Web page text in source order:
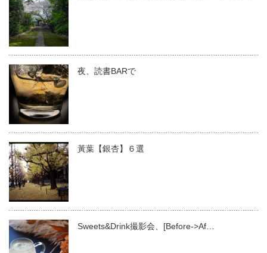
夜、読書BARで
黃葉【銀杏】６選
Sweets&Drink撮影会、[Before->Af…